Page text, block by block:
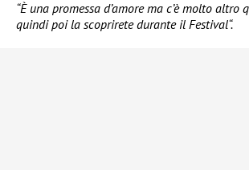
“È una promessa d’amore ma c’è molto
quindi poi la scoprirete durante il Festival“.